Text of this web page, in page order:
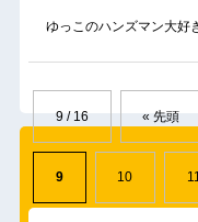
ゆっこのハンズマン大好
9 / 16 « 先頭
9 10